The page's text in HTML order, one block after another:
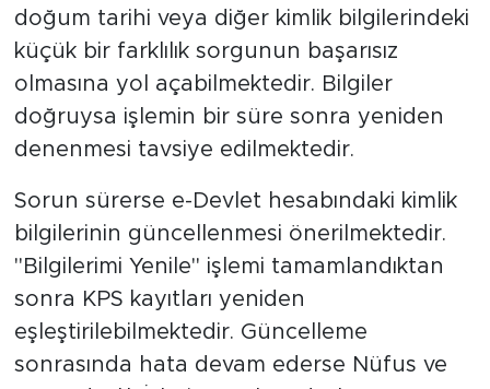
doğum tarihi veya diğer kimlik bilgilerindeki
küçük bir farklılık sorgunun başarısız
olmasına yol açabilmektedir. Bilgiler
doğruysa işlemin bir süre sonra yeniden
denenmesi tavsiye edilmektedir.
Sorun sürerse e-Devlet hesabındaki kimlik
bilgilerinin güncellenmesi önerilmektedir.
"Bilgilerimi Yenile" işlemi tamamlandıktan
sonra KPS kayıtları yeniden
eşleştirilebilmektedir. Güncelleme
sonrasında hata devam ederse Nüfus ve